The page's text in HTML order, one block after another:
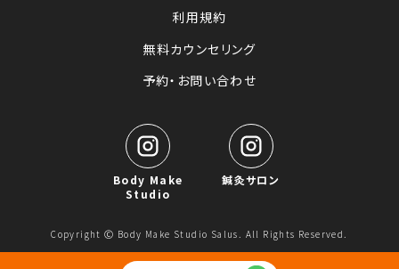
利用規約
無料カウンセリング
予約・お問い合わせ
Body Make
Studio
鍼灸サロン
Copyright Ⓒ Body Make Studio Salus. All Rights Reserved.